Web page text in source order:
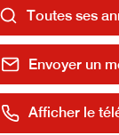
Toutes ses
Envoyer un
Afficher le